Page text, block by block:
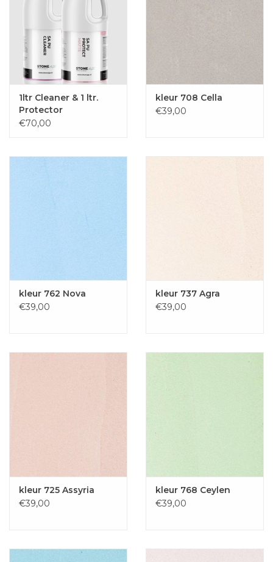
1ltr Cleaner & 1 ltr.
Protector
€70,00
kleur 708 Cella
€39,00
kleur 762 Nova
€39,00
kleur 737 Agra
€39,00
kleur 725 Assyria
€39,00
kleur 768 Ceylen
€39,00